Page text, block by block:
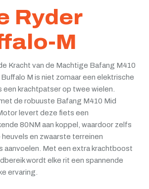
Ryder
M
Kracht van de Machtige Bafang M410
M is niet zomaar een elektrische
een krachtpatser op twee wielen.
de robuuste Bafang M410 Mid
levert deze fiets een
80NM aan koppel, waardoor zelfs
en zwaarste terreinen
aanvoelen. Met een extra krachtboost
wordt elke rit een spannende
ervaring.